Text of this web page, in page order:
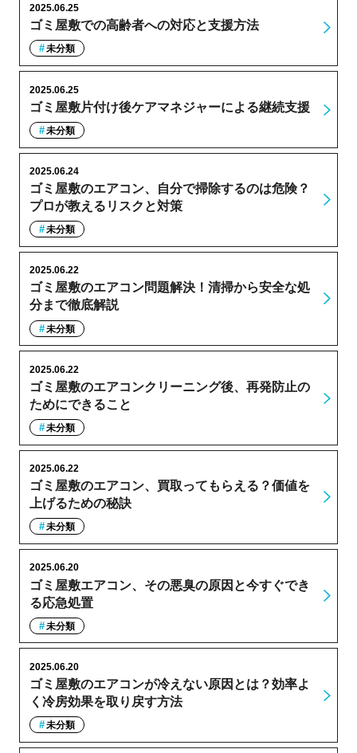
ゴミ屋敷での高齢者への対応と支援方法
2025.06.25
未分類
ゴミ屋敷片付け後ケアマネジャーによる継続支援
2025.06.25
未分類
ゴミ屋敷のエアコン、自分で掃除するのは危険？
プロが教えるリスクと対策
2025.06.24
未分類
ゴミ屋敷のエアコン問題解決！清掃から安全な処
分まで徹底解説
2025.06.22
未分類
ゴミ屋敷のエアコンクリーニング後、再発防止の
ためにできること
2025.06.22
未分類
ゴミ屋敷のエアコン、買取ってもらえる？価値を
上げるための秘訣
2025.06.22
未分類
ゴミ屋敷エアコン、その悪臭の原因と今すぐでき
る応急処置
2025.06.20
未分類
ゴミ屋敷のエアコンが冷えない原因とは？効率よ
く冷房効果を取り戻す方法
2025.06.20
未分類